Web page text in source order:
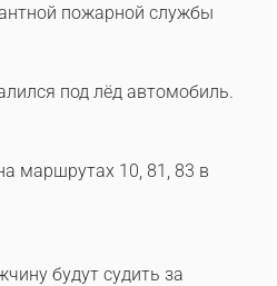
пожарной службы
под лёд автомобиль.
маршрутах 10, 81, 83 в
будут судить за